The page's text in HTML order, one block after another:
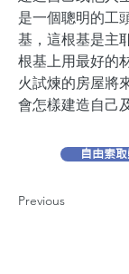
是一個聰明的工
基，這根基是主
根基上用最好的
火試煉的房屋將
會怎樣建造自己
自由索
Previous